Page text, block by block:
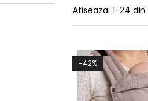
Afiseaza: 1-24 din
-42%